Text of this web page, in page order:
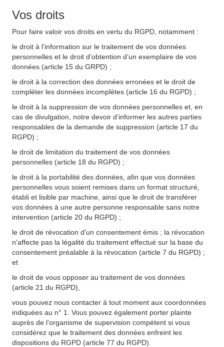
Vos droits
Pour faire valoir vos droits en vertu du RGPD, notamment :
le droit à l’information sur le traitement de vos données
personnelles et le droit d’obtention d’un exemplaire de vos
données (article 15 du GRPD) ;
le droit à la correction des données erronées et le droit de
compléter les données incomplètes (article 16 du RGPD) ;
le droit à la suppression de vos données personnelles et, en
cas de divulgation, notre devoir d’informer les autres parties
responsables de la demande de suppression (article 17 du
RGPD) ;
le droit de limitation du traitement de vos données
personnelles (article 18 du RGPD) ;
le droit à la portabilité des données, afin que vos données
personnelles vous soient remises dans un format structuré,
établi et lisible par machine, ainsi que le droit de transférer
vos données à une autre personne responsable sans notre
intervention (article 20 du RGPD) ;
le droit de révocation d'un consentement émis ; la révocation
n'affecte pas la légalité du traitement effectué sur la base du
consentement préalable à la révocation (article 7 du RGPD) ;
et
le droit de vous opposer au traitement de vos données
(article 21 du RGPD),
vous pouvez nous contacter à tout moment aux coordonnées
indiquées au n° 1. Vous pouvez également porter plainte
auprès de l’organisme de supervision compétent si vous
considérez que le traitement des données enfreint les
dispositions du RGPD (article 77 du RGPD).